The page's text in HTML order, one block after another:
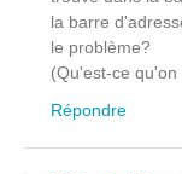
la barre
le problème?
(Qu'est-ce
Répondre